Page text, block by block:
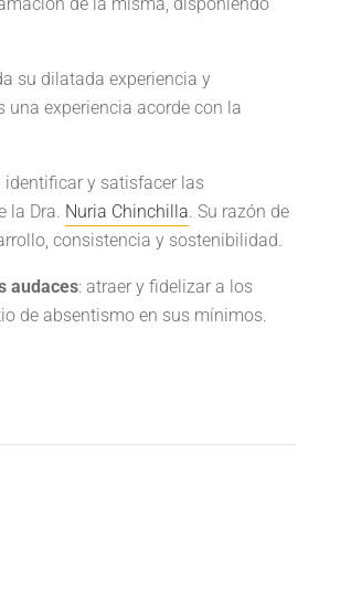
su dilatada experiencia y
experiencia acorde con la
identificar y satisfacer las
la Dra. Nuria Chinchilla. Su razón de
consistencia y sostenibilidad.
audaces: atraer y fidelizar a los
de absentismo en sus mínimos.